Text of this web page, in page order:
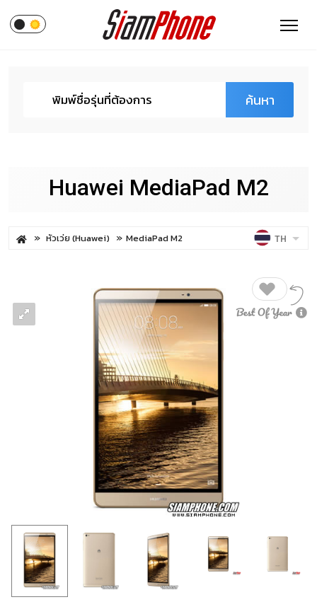
ค้นหา
Huawei MediaPad M2
หัวเว่ย (Huawei) MediaPad M2 TH